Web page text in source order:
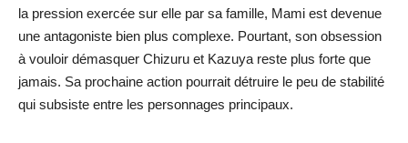
la pression exercée sur elle par sa famille, Mami est devenue
une antagoniste bien plus complexe. Pourtant, son obsession
à vouloir démasquer Chizuru et Kazuya reste plus forte que
jamais. Sa prochaine action pourrait détruire le peu de stabilité
qui subsiste entre les personnages principaux.